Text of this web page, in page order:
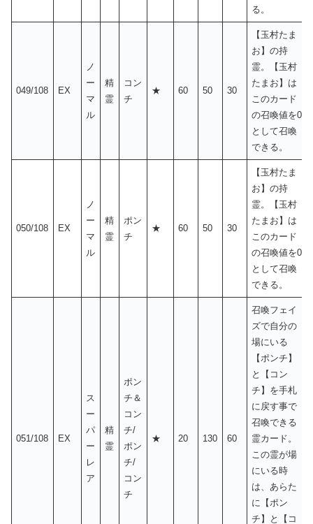
る。
049/108 EX
ノ
ー
マ
ル
精
霊
コン
チ
★ 60 50 30
【玉村たま
お】の持
霊。【玉村
たまお】は
このカード
の召喚値を0
として召喚
できる。
050/108 EX
ノ
ー
マ
ル
精
霊
ポン
チ
★ 60 50 30
【玉村たま
お】の持
霊。【玉村
たまお】は
このカード
の召喚値を0
として召喚
できる。
051/108 EX
ス
ー
パ
ー
レ
ア
精
霊
ポン
チ＆
コン
チ/
ポン
チ/
コン
チ
★ 20 130 60
召喚フェイ
ズで自分の
場にいる
【ポンチ】
と【コン
チ】を手札
に戻す事で
召喚できる
霊カード。
この霊が場
にいる時
は、あらた
に【ポン
チ】と【コ